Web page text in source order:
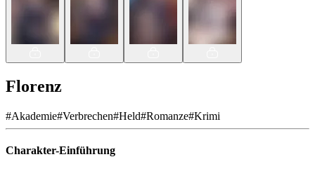
Florenz
#Akademie#Verbrechen#Held#Romanze#Krimi
Charakter-Einführung